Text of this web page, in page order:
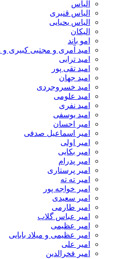
الیاس
الیاس قنبرى
الیاس یحیایی
الیکان
امو باند
امید آمری و مجتبی کبیری
امید ترابی
امید تقی پور
امید جهان
امید خسروجردی
امید علومی
امید نفری
امید یوسفی
امیر احسان
امیر اسماعیل صدفی
امیر اولی
امیر بکایی
امیر پدرام
امیر پرستاری
امیر ته ته
امیر خواجه پور
امیر سعیدی
امیر طارمی
امیر عباس گلاب
امیر عظیمی
امیر عظیمی و میلاد بابایی
امیر علی
امیر فخرالدین